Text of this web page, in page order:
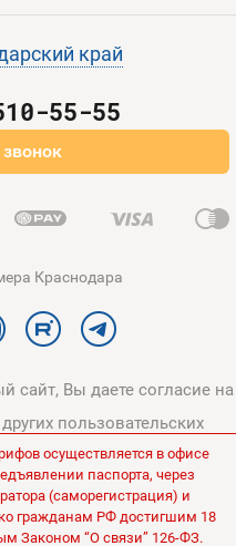
край
55-55
Краснодара
сайт, Вы даете согласие на
пользовательских
конфиденциальности
персональных данных
без НДС.
осуществляется в офисе
паспорта, через
(саморегистрация) и
гражданам РФ достигшим 18
Законом “О связи” 126-ФЗ.